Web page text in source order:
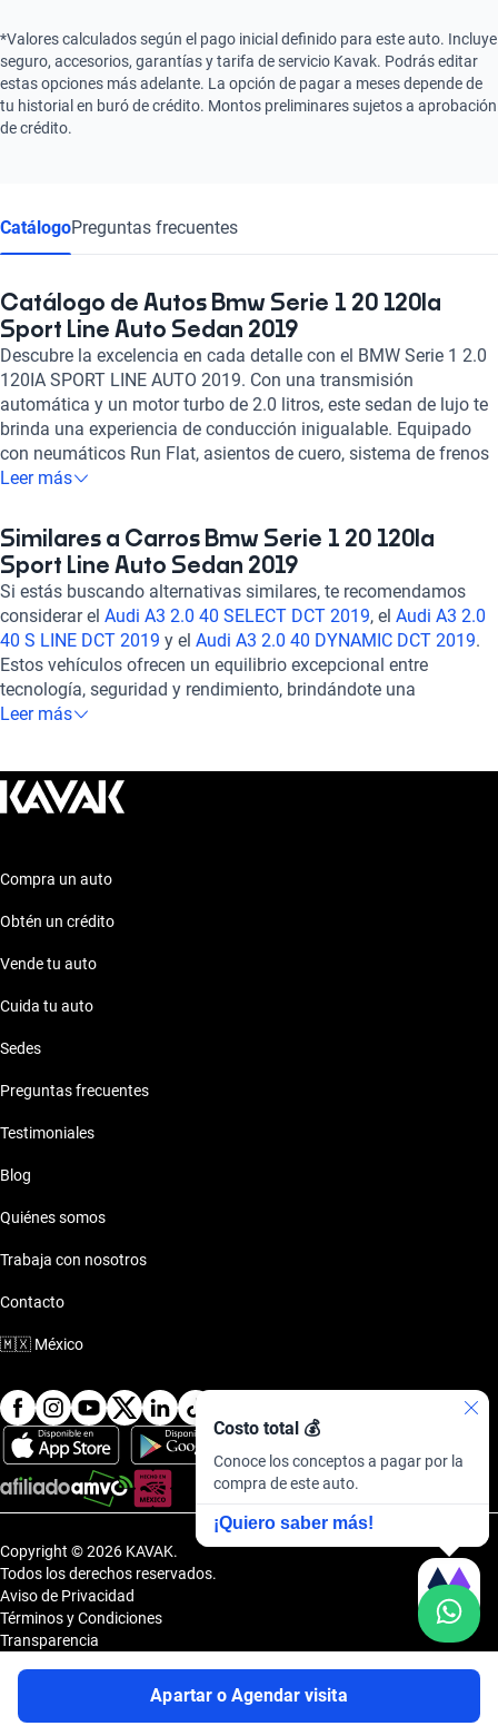
Apartar o Agendar visita
*Valores calculados según el pago inicial definido para este auto. Incluye
seguro, accesorios, garantías y tarifa de servicio Kavak. Podrás editar
estas opciones más adelante. La opción de pagar a meses depende de
tu historial en buró de crédito. Montos preliminares sujetos a aprobación
de crédito.
CatálogoPreguntas frecuentes
Catálogo de Autos Bmw Serie 1 20 120Ia
Sport Line Auto Sedan 2019
Descubre la excelencia en cada detalle con el BMW Serie 1 2.0
120IA SPORT LINE AUTO 2019. Con una transmisión
automática y un motor turbo de 2.0 litros, este sedan de lujo te
brinda una experiencia de conducción inigualable. Equipado
con neumáticos Run Flat, asientos de cuero, sistema de frenos
ABS y 6 airbags, tu seguridad es nuestra prioridad. Disfruta de
color, Bluetooth y sensor de distancia. Con una potencia
calificada con 4 estrellas y componentes de seguridad con 3
estrellas, este BMW combina rendimiento y protección.
Experimenta la emoción de acelerar de 0 a 100 km/h en 7.5
segundos con 189 caballos de fuerza. En Kavak, te ofrecemos
calidad y confianza en cada detalle, ¡tu próxima aventura te
espera a bordo de este BMW Serie 1!
Leer más
Similares a Carros Bmw Serie 1 20 120Ia
Sport Line Auto Sedan 2019
Si estás buscando alternativas similares, te recomendamos
considerar el Audi A3 2.0 40 SELECT DCT 2019, el Audi A3 2.0
40 S LINE DCT 2019 y el Audi A3 2.0 40 DYNAMIC DCT 2019.
Estos vehículos ofrecen un equilibrio excepcional entre
tecnología, seguridad y rendimiento, brindándote una
experiencia de conducción de alta calidad. Explora estas
modelos en nuestra sección de autos similares!
Leer más
Costo total 💰
Conoce los conceptos a pagar por la
compra de este auto.
¡Quiero saber más!
Compra un auto
Obtén un crédito
Vende tu auto
Cuida tu auto
Sedes
Preguntas frecuentes
Testimoniales
Blog
Quiénes somos
Trabaja con nosotros
Contacto
🇲🇽 México
Copyright © 2026 KAVAK.
Todos los derechos reservados.
Aviso de Privacidad
Términos y Condiciones
Transparencia
Uvi Tech, S.A.P.I. de C.V., Carretera Amomolulco - Capulhuac, No. 1 Col.